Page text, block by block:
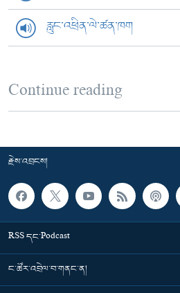
རླུང་འཕྲིན་ལེ་ཚན་ཁག
Continue reading
རྗེས་འབྲངས།
RSS དང་Podcast
ང་ཚོར་འབྲེལ་བ་གནང་ན།